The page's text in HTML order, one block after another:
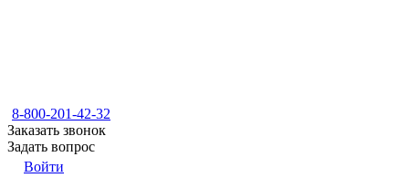
8-800-201-42-32
Заказать звонок
Задать вопрос
Войти